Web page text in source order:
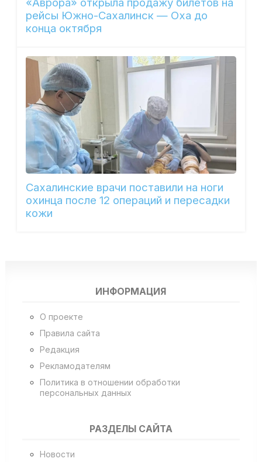
рейсы Южно-Сахалинск — Оха до
конца октября
Сахалинские врачи поставили на ноги
охинца после 12 операций и пересадки
кожи
ИНФОРМАЦИЯ
О проекте
Правила сайта
Редакция
Рекламодателям
Политика в отношении обработки
персональных данных
РАЗДЕЛЫ САЙТА
Новости